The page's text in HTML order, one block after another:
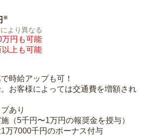
※
より異なる
円も可能
上も可能
時給アップも可！
お客様によっては交通費を増額され
あり
（5千円〜1万円の報奨金を授与）
1万7000千円のボーナス付与